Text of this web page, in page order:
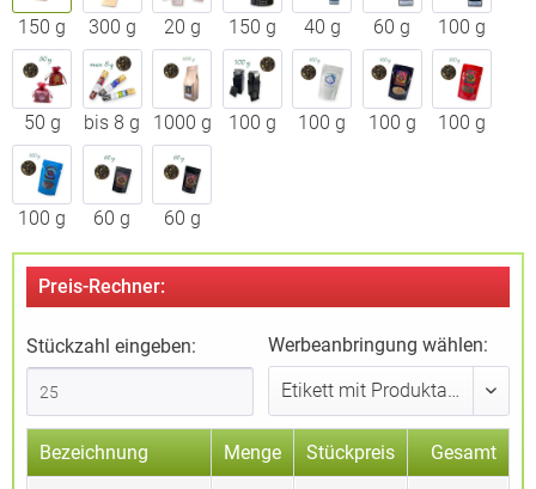
150 g 300 g 20 g 150 g 40 g 60 g 100 g
50 g bis 8 g 1000 g 100 g 100 g 100 g 100 g
100 g 60 g 60 g
Preis-Rechner:
Stückzahl eingeben: Werbeanbringung wählen:
Bezeichnung Menge Stückpreis Gesamt